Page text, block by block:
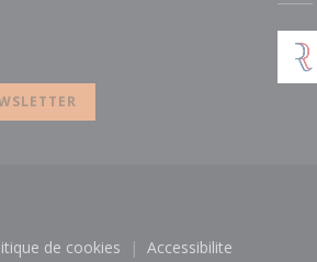
((ouvre une nouvelle fenêtre))
fenêtre))
de cookies Accessibilite